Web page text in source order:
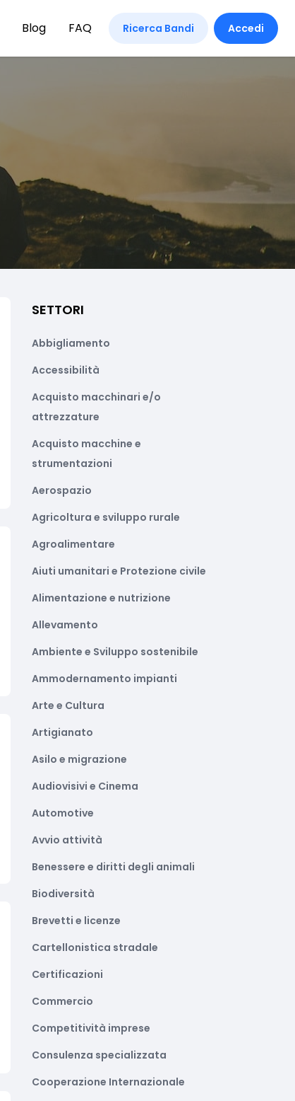
Blog FAQ Ricerca Bandi Accedi
SETTORI
Abbigliamento
Accessibilità
Acquisto macchinari e/o
attrezzature
Acquisto macchine e
strumentazioni
Aerospazio
Agricoltura e sviluppo rurale
Agroalimentare
Aiuti umanitari e Protezione civile
Alimentazione e nutrizione
Allevamento
Ambiente e Sviluppo sostenibile
Ammodernamento impianti
Arte e Cultura
Artigianato
Asilo e migrazione
Audiovisivi e Cinema
Automotive
Avvio attività
Benessere e diritti degli animali
Biodiversità
Brevetti e licenze
Cartellonistica stradale
Certificazioni
Commercio
Competitività imprese
Consulenza specializzata
Cooperazione Internazionale